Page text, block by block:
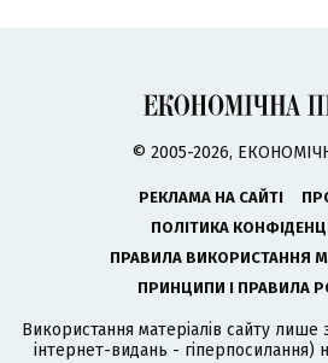
© 2005-2026,
РЕКЛАМА НА САЙТІ
ПОЛІТИКА
ПРАВИЛА ВИКОРИСТАННЯ
ПРИНЦИПИ І ПРАВИЛА
Використання матеріалів сайту
інтернет-видань - гіперпосилання)